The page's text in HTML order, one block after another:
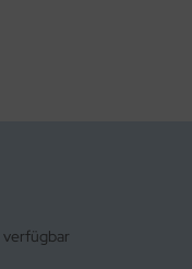
verfügbar